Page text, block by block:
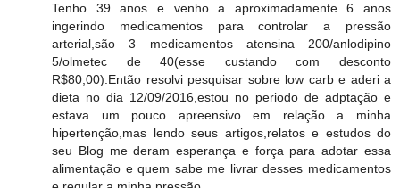
Tenho 39 anos e venho a aproximadamente 6 anos
ingerindo medicamentos para controlar a pressão
arterial,são 3 medicamentos atensina 200/anlodipino
5/olmetec de 40(esse custando com desconto
R$80,00).Então resolvi pesquisar sobre low carb e aderi a
dieta no dia 12/09/2016,estou no periodo de adptação e
estava um pouco apreensivo em relação a minha
hipertenção,mas lendo seus artigos,relatos e estudos do
seu Blog me deram esperança e força para adotar essa
alimentação e quem sabe me livrar desses medicamentos